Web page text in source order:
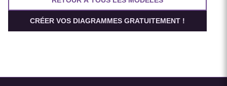
CRÉER VOS DIAGRAMMES GRATUITEMENT !